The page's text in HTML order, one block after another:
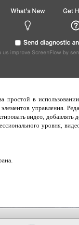
в
управления.
видео,
уровня,